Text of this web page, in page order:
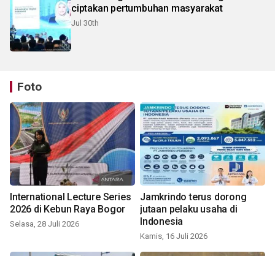
ciptakan pertumbuhan masyarakat
Jul 30th
Foto
International Lecture Series
2026 di Kebun Raya Bogor
Selasa, 28 Juli 2026
Jamkrindo terus dorong
jutaan pelaku usaha di
Indonesia
Kamis, 16 Juli 2026